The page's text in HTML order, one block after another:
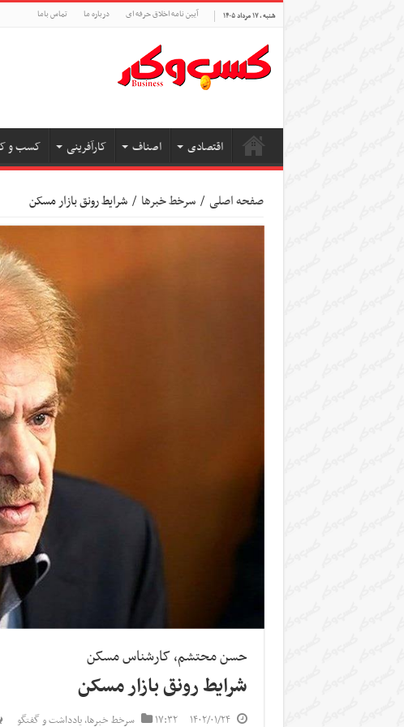
شنبه , ۱۷ مرداد ۱۴۰۵ آیین نامه اخلاق حرفه ای درباره ما تماس باما
اقتصادی اصناف کارآفرینی کسب و
صفحه اصلی / سرخط خبرها / شرایط رونق بازار مسکن
حسن محتشم، کارشناس مسکن
شرایط رونق بازار مسکن
۱۴۰۲/۰۱/۲۴ ۱۷:۳۲ سرخط خبرها,یادداشت و گفتگو